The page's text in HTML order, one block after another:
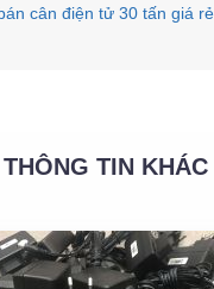
cân điện tử 30 tấn giá
THÔNG TIN KHÁC